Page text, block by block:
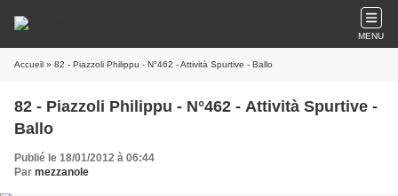
MENU
Accueil » 82 - Piazzoli Philippu - N°462 - Attività Spurtive - Ballo
82 - Piazzoli Philippu - N°462 - Attività Spurtive -
Ballo
Publié le 18/01/2012 à 06:44
Par mezzanole